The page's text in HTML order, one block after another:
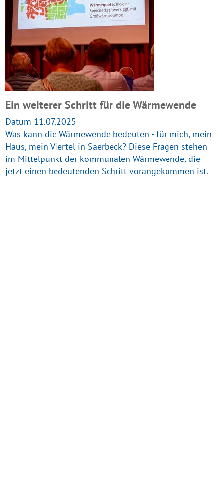
Ein weiterer Schritt für die Wärmewende
Datum 11.07.2025
Was kann die Wärmewende bedeuten - für mich, mein
Haus, mein Viertel in Saerbeck? Diese Fragen stehen
im Mittelpunkt der kommunalen Wärmewende, die
jetzt einen bedeutenden Schritt vorangekommen ist.